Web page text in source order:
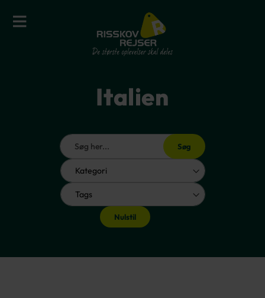
Italien
Søg
Nulstil